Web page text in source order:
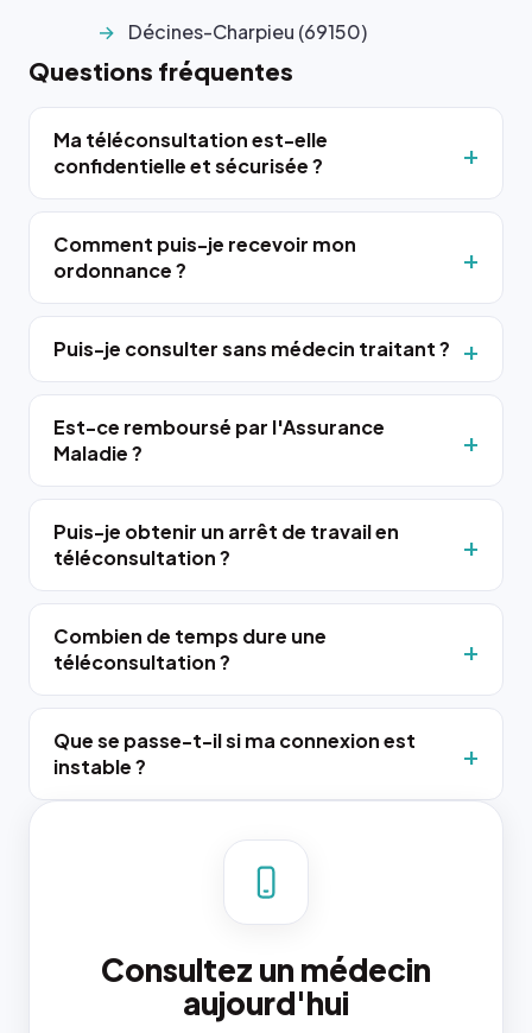
Décines-Charpieu (69150)
Questions fréquentes
Ma téléconsultation est-elle
confidentielle et sécurisée ?
Comment puis-je recevoir mon
ordonnance ?
Puis-je consulter sans médecin traitant ?
Est-ce remboursé par l'Assurance
Maladie ?
Puis-je obtenir un arrêt de travail en
téléconsultation ?
Combien de temps dure une
téléconsultation ?
Que se passe-t-il si ma connexion est
instable ?
Consultez un médecin
aujourd'hui